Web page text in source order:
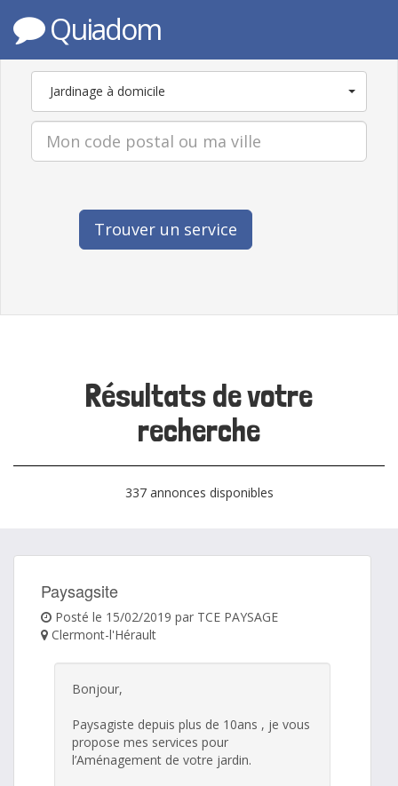
Quiadom
Jardinage à domicile
Trouver un service
Résultats de votre
recherche
337 annonces disponibles
Paysagsite
Posté le 15/02/2019 par TCE PAYSAGE
Clermont-l'Hérault
Bonjour,
Paysagiste depuis plus de 10ans , je vous
propose mes services pour
l’Aménagement de votre jardin.